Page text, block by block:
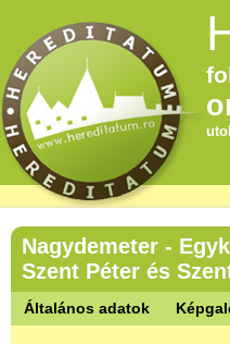
Nagydemeter -
Szent Péter és
Általános adatok